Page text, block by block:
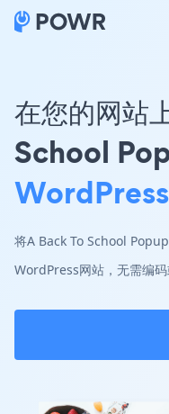
在您的网站
School
WordPress
将A Back To School
WordPress网站，无需编码